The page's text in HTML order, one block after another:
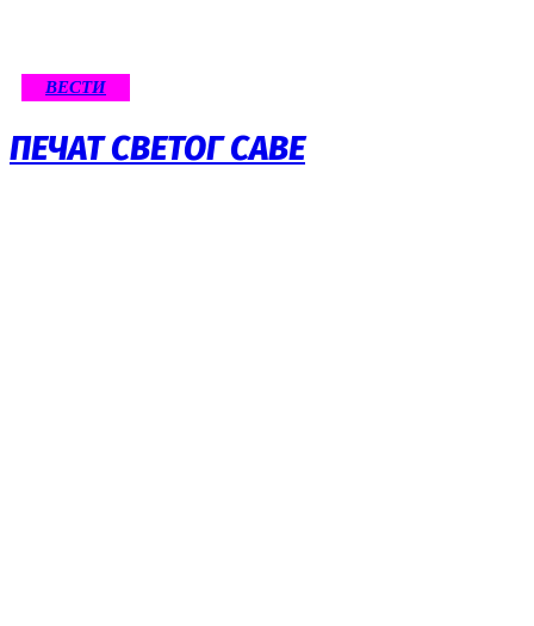
ВЕСТИ
ПЕЧАТ СВЕТОГ САВЕ